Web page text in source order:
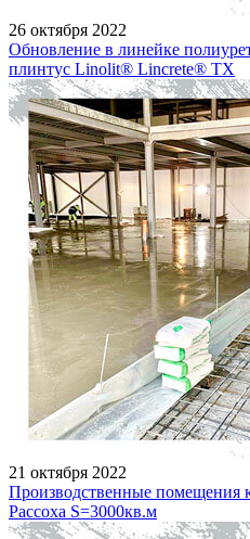
26 октября 2022
Обновление в линейке
плинтус Linolit® Lincrete® ТХ
21 октября 2022
Производственные помещения
Рассоха S=3000кв.м